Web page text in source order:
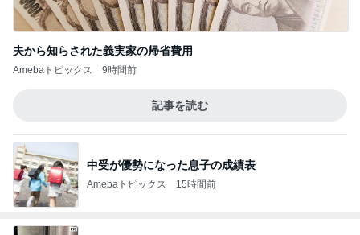
夫から知らされた義実家の帰省費用
Amebaトピックス 9時間前
記事を読む
中受が優勢になった息子の成績表
Amebaトピックス 15時間前